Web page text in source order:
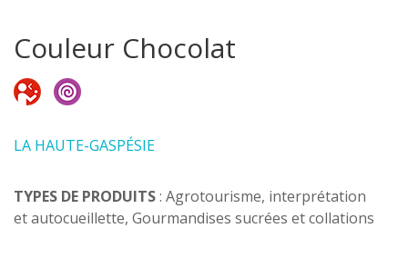
Couleur Chocolat
LA HAUTE-GASPÉSIE
TYPES DE PRODUITS: Agrotourisme, interprétation
et autocueillette, Gourmandises sucrées et collations